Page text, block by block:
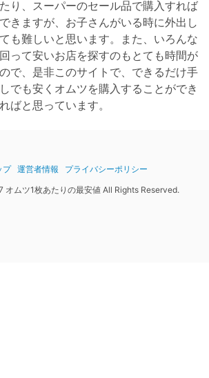
り、スーパーのセール品で購入すれば
きますが、お子さんがいる時に外出し
も難しいと思います。また、いろんな
って安いお店を探すのもとても時間が
で、是非このサイトで、できるだけ手
でも安くオムツを購入することができ
ばと思っています。
プ 運営者情報
プライバシーポリシー
オムツ1枚あたりの最安値 All Rights Reserved.